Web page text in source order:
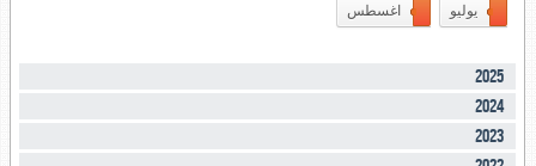
يوليو اغسطس
2025
2024
2023